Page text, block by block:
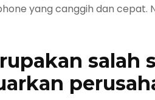
yang canggih dan cepat.
salah